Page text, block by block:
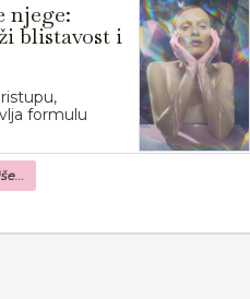
njege:
blistavost i
formulu